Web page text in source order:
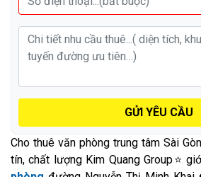
GỬI YÊU CẦU
Cho thuê văn phòng trung tâm Sài
tín, chất lượng Kim Quang Group⭐